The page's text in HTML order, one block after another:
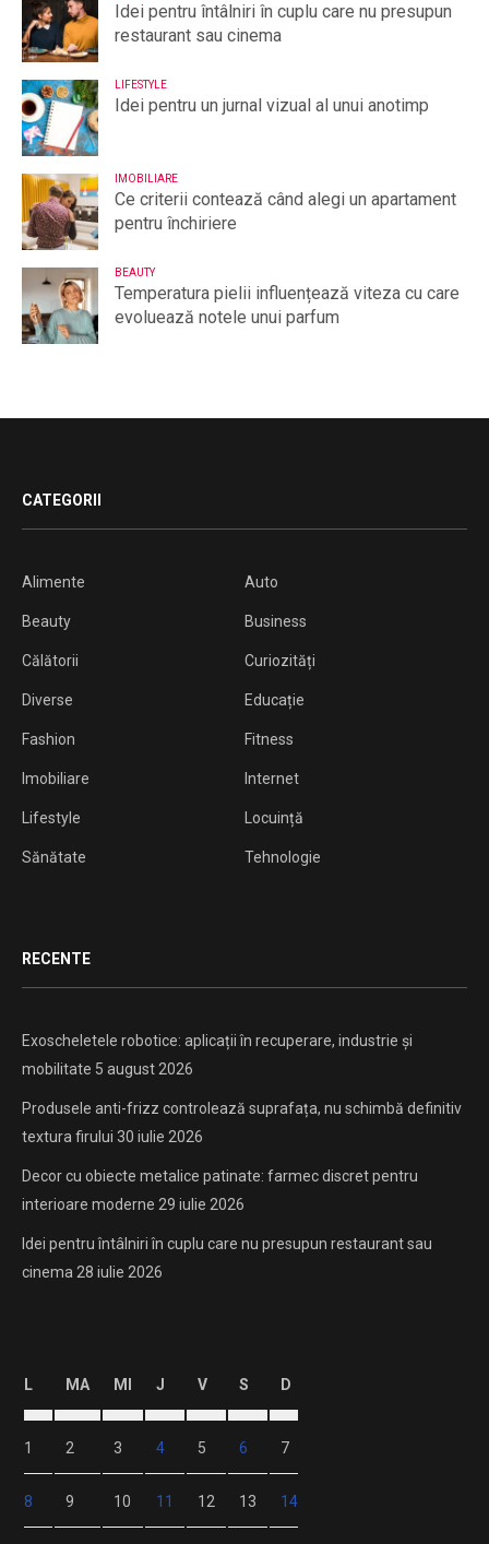
Idei pentru întâlniri în cuplu care nu presupun
restaurant sau cinema
LIFESTYLE
Idei pentru un jurnal vizual al unui anotimp
IMOBILIARE
Ce criterii contează când alegi un apartament
pentru închiriere
BEAUTY
Temperatura pielii influențează viteza cu care
evoluează notele unui parfum
CATEGORII
Alimente Auto
Beauty Business
Călătorii Curiozități
Diverse Educație
Fashion Fitness
Imobiliare Internet
Lifestyle Locuință
Sănătate Tehnologie
RECENTE
Exoscheletele robotice: aplicații în recuperare, industrie și
mobilitate 5 august 2026
Produsele anti-frizz controlează suprafața, nu schimbă definitiv
textura firului 30 iulie 2026
Decor cu obiecte metalice patinate: farmec discret pentru
interioare moderne 29 iulie 2026
Idei pentru întâlniri în cuplu care nu presupun restaurant sau
cinema28 iulie 2026
L MA MI J V S D
1 2 3 4 5 6 7
8 9 10 11 12 13 14